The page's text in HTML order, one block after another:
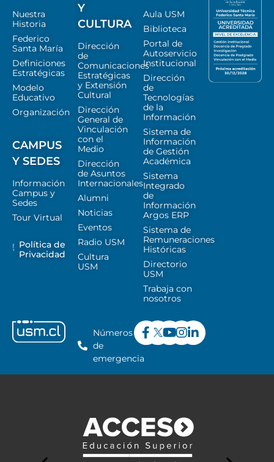
Nuestra
Historia
Federico
Santa María
Definiciones
Estratégicas
Modelo
Educativo
Organización
CAMPUS
Y SEDES
Información
Campus y
Sedes
Tour Virtual
Política de
Privacidad
Y
CULTURA
Dirección
de
Comunicaciones
Estratégicas
y Extensión
Cultural
Dirección
General de
Vinculación
con el
Medio
Dirección
de Asuntos
Internacionales
Alumni
Noticias
Eventos
Radio USM
Cultura
USM
Aula USM
Biblioteca
Portal de
Autoservicio
Institucional
Dirección
de
Tecnologías
de la
Información
Sistema de
Información
de Gestión
Académica
Sistema
Integrado
de
Información
Argos ERP
Sistema de
Remuneraciones
Históricas
Directorio
USM
Trabaja con
nosotros
Números
de
emergencia